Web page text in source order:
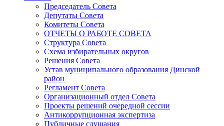
Председатель Совета
Депутаты Совета
Комитеты Совета
ОТЧЕТЫ О РАБОТЕ СОВЕТА
Структура Совета
Схема избирательных округов
Решения Совета
Устав муниципального образования Динской
район
Регламент Совета
Организационный отдел Совета
Проекты решений очередной сессии
Антикоррупционная экспертиза
Публичные слушания